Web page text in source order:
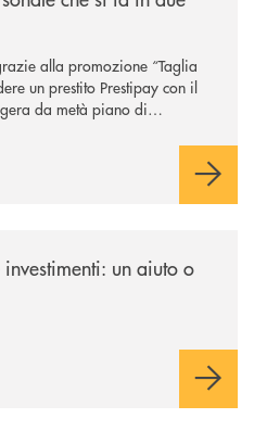
alla promozione “Taglia
un prestito Prestipay con il
da metà piano di
un aiuto o